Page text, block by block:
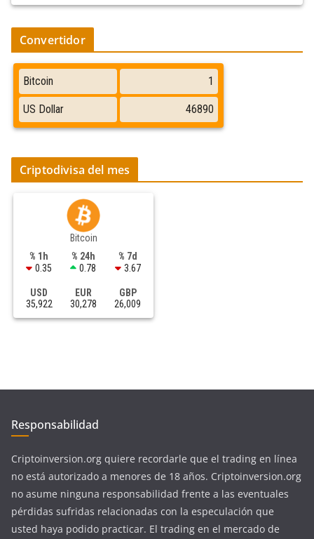
Convertidor
Criptodivisa del mes
Bitcoin
% 1h
0.35
% 24h
0.78
% 7d
3.67
USD
35,922
EUR
30,278
GBP
26,009
Responsabilidad
Criptoinversion.org quiere recordarle que el trading en línea
no está autorizado a menores de 18 años. Criptoinversion.org
no asume ninguna responsabilidad frente a las eventuales
pérdidas sufridas relacionadas con la especulación que
usted haya podido practicar. El trading en el mercado de